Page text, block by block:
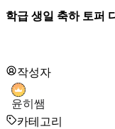
학급 생일 축하 토퍼
작성자
윤히쌤
카테고리